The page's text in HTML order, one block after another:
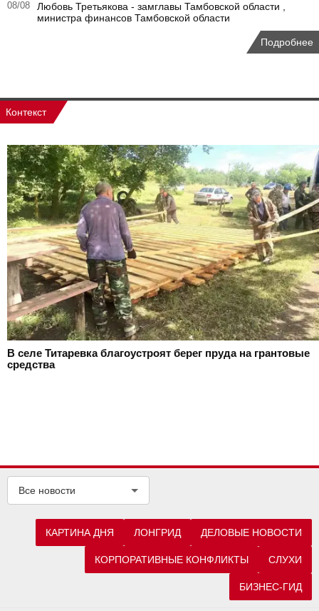
08/08
Любовь Третьякова - замглавы Тамбовской области ,
министра финансов Тамбовской области
Подробнее
Контекст
В селе Титаревка благоустроят берег пруда на грантовые
средства
Все новости
КАРТИНА ДНЯ ЛОНГРИД ДЕЛОВЫЕ НОВОСТИ
КОРПОРАТИВНЫЕ КОНФЛИКТЫ СЛУХИ
БИЗНЕС-ГИД